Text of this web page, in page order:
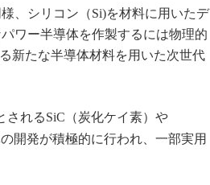
、シリコン（Si)を材料に用いたデ
ワー半導体を作製するには物理的
新たな半導体材料を用いた次世代
されるSiC（炭化ケイ素）や
開発が積極的に行われ、一部実用